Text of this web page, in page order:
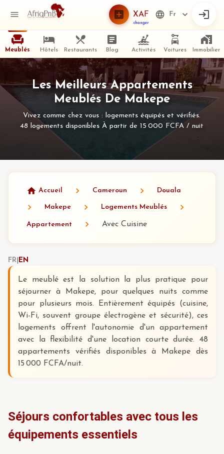
XAF
changer
Fr
Meublés Hôtels Restaurants Blog Activités Voitures Immobilier
Les Meilleurs Appartements
Meublés De Makepe
Vivez comme chez vous : logements équipés et vérifiés.
48 logements disponibles À partir de 15 000 FCFA / nuit
Accueil Cameroun Douala
Makepe Logements Meublés
Appartement Avec Cuisine
FR EN
Le meublé est la solution la plus pratique pour
séjourner à Makepe, pour quelques nuits comme
pour plusieurs mois. Entièrement équipés (cuisine,
Wi-Fi, souvent groupe électrogène et sécurité), ces
logements offrent l'autonomie d'un appartement
avec la flexibilité d'une location courte durée. 48
appartements vérifiés disponibles à Makepe dès
15 000 FCFA/nuit.
Séjours confortables avec tous les
équipements essentiels